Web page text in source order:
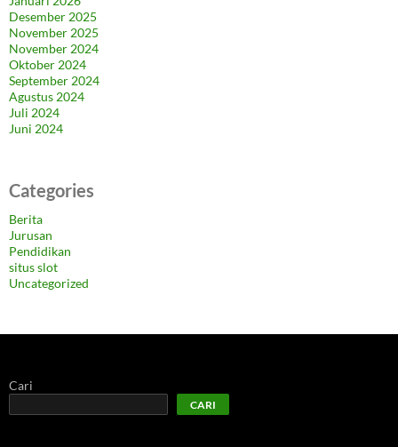
Desember 2025
November 2025
November 2024
Oktober 2024
September 2024
Agustus 2024
Juli 2024
Juni 2024
Categories
Berita
Jurusan
Pendidikan
situs slot
Uncategorized
Cari
CARI